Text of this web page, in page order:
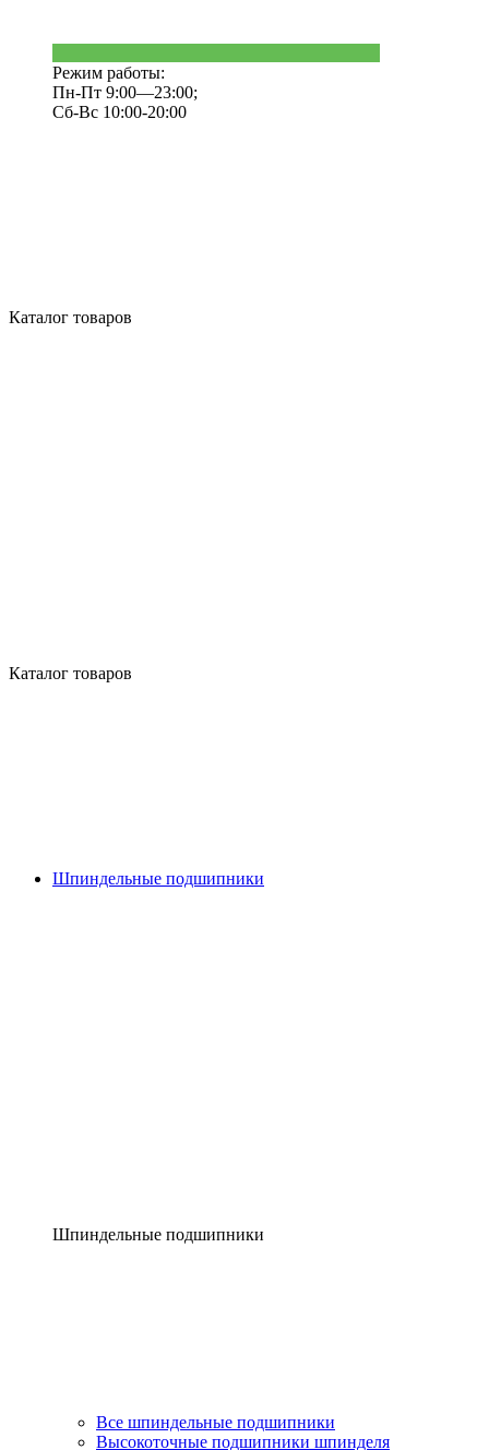
Режим работы:
Пн-Пт 9:00—23:00;
Сб-Вс 10:00-20:00
Каталог товаров
Каталог товаров
Шпиндельные подшипники
Шпиндельные подшипники
Все шпиндельные подшипники
Высокоточные подшипники шпинделя